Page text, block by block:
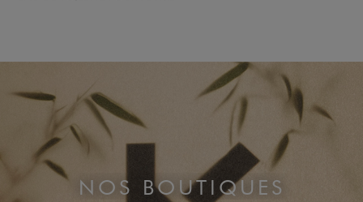
NOS BOUTIQUES